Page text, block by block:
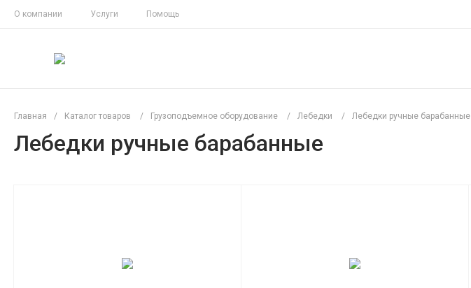
О компании Услуги Помощь
Главная / Каталог товаров / Грузоподъемное оборудование / Лебедки / Лебедки ручные барабанные
Лебедки ручные барабанные